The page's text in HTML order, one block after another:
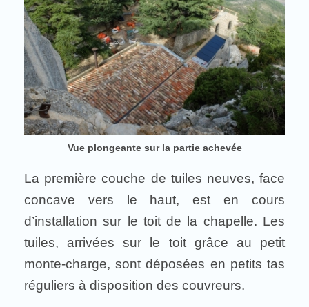
Vue plongeante sur la partie achevée
La première couche de tuiles neuves, face
concave vers le haut, est en cours
d’installation sur le toit de la chapelle. Les
tuiles, arrivées sur le toit grâce au petit
monte-charge, sont déposées en petits tas
réguliers à disposition des couvreurs.